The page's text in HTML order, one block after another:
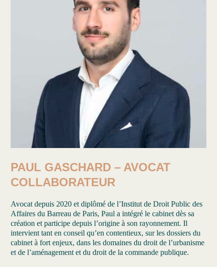
PAUL GASCHARD – AVOCAT
COLLABORATEUR
Avocat depuis 2020 et diplômé de l’Institut de Droit Public des
Affaires du Barreau de Paris, Paul a intégré le cabinet dès sa
création et participe depuis l’origine à son rayonnement. Il
intervient tant en conseil qu’en contentieux, sur les dossiers du
cabinet à fort enjeux, dans les domaines du droit de l’urbanisme
et de l’aménagement et du droit de la commande publique.